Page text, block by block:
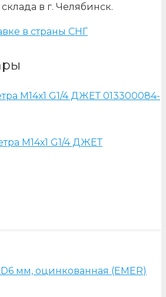
в г. Челябинск.
в страны СНГ
М14х1 G1/4 ДЖЕТ
мм, оцинкованная (EMER)